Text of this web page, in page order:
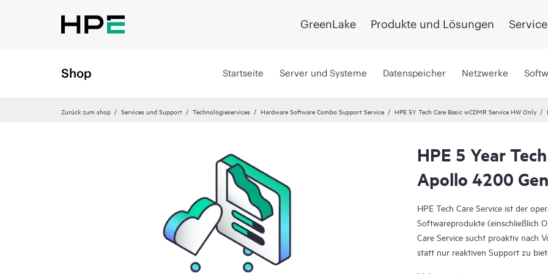
GreenLake Produkte und Lösungen
Shop Startseite Server und Systeme Datenspeicher Netzwerke
Zurück zum shop Services und Support Technologieservices Hardware Software Combo Support Service HPE 5Y Tech Care Basic wCDMR Service HW Only
HPE 5 Year
Apollo 4200
HPE Tech Care Service ist der
Softwareprodukte (einschließlich
Care Service sucht proaktiv nach
statt nur reaktiven Support zu